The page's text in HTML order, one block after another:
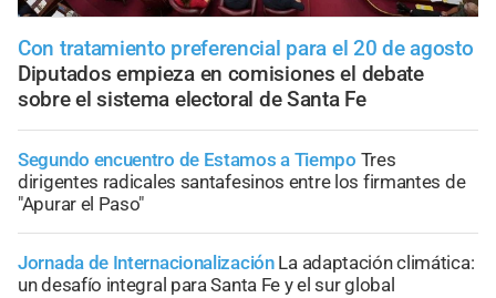
Con tratamiento preferencial para el 20 de agosto
Diputados empieza en comisiones el debate
sobre el sistema electoral de Santa Fe
Segundo encuentro de Estamos a Tiempo Tres
dirigentes radicales santafesinos entre los firmantes de
"Apurar el Paso"
Jornada de Internacionalización La adaptación climática:
un desafío integral para Santa Fe y el sur global